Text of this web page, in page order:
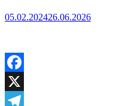
05.02.202426.06.2026
Facebook
X